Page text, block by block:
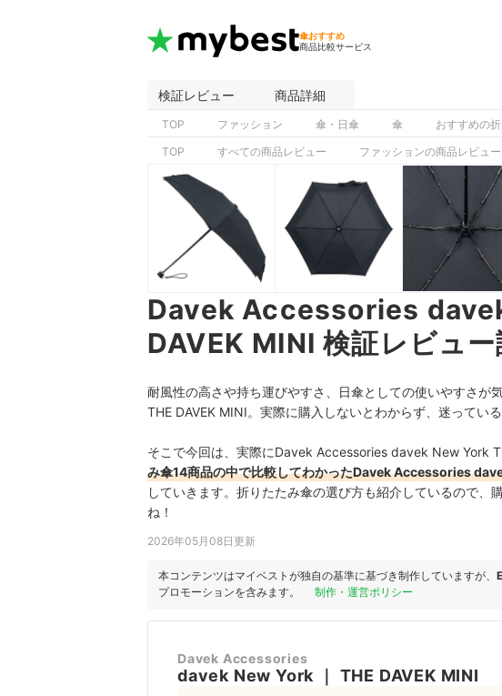
傘おすすめ
商品比較サービス
検証レビュー 商品詳細
TOP ファッション 傘・日傘 傘 おすすめの
TOP すべての商品レビュー ファッションの商品レビュー
Davek Accessories
DAVEK MINI 検証レビュー
耐風性の高さや持ち運びやすさ、日傘としての使いやすさ
THE DAVEK MINI。実際に購入しないとわからず、迷ってい
そこで今回は、実際にDavek Accessories davek New York
み傘14商品の中で比較してわかったDavek Accessories
していきます。折りたたみ傘の選び方も紹介しているので、
ね！
2026年05月08日更新
本コンテンツはマイベストが独自の基準に基づき制作していますが、
プロモーションを含みます。
制作・運営ポリシー
Davek Accessories
davek New York THE DAVEK MINI